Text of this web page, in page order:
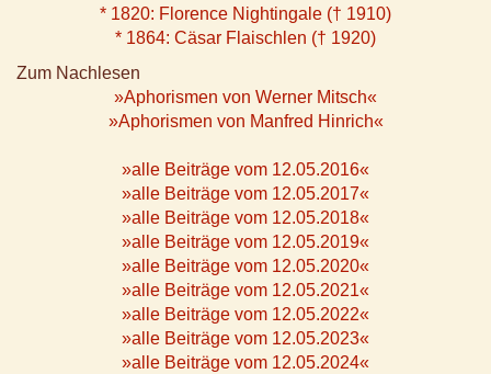
* 1820: Florence Nightingale († 1910)
* 1864: Cäsar Flaischlen († 1920)
Zum Nachlesen
»Aphorismen von Werner Mitsch«
»Aphorismen von Manfred Hinrich«
»alle Beiträge vom 12.05.2016«
»alle Beiträge vom 12.05.2017«
»alle Beiträge vom 12.05.2018«
»alle Beiträge vom 12.05.2019«
»alle Beiträge vom 12.05.2020«
»alle Beiträge vom 12.05.2021«
»alle Beiträge vom 12.05.2022«
»alle Beiträge vom 12.05.2023«
»alle Beiträge vom 12.05.2024«